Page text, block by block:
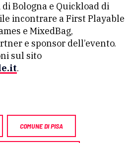
di Bologna e Quickload di
incontrare a First Playable
e MixedBag,
e sponsor dell’evento.
sul sito
.
COMUNE DI PISA